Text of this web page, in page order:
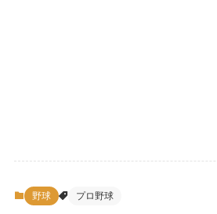
野球 プロ野球